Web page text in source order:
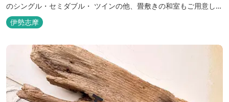
のシングル・セミダブル・ ツインの他、畳敷きの和室もご用意して
おります。 （和室はベッドが設置されています）靴を脱いでお部屋
でおくつろぎください。 また、朝食バイキング無料サービス（営業
Fi・LAN接...
伊勢志摩